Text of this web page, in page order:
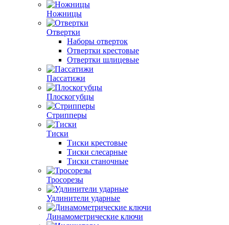
Ножницы
Отвертки
Наборы отверток
Отвертки крестовые
Отвертки шлицевые
Пассатижи
Плоскогубцы
Стрипперы
Тиски
Тиски крестовые
Тиски слесарные
Тиски станочные
Тросорезы
Удлинители ударные
Динамометрические ключи